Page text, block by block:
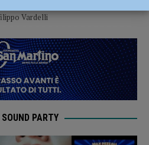
Vardelli
PARTY